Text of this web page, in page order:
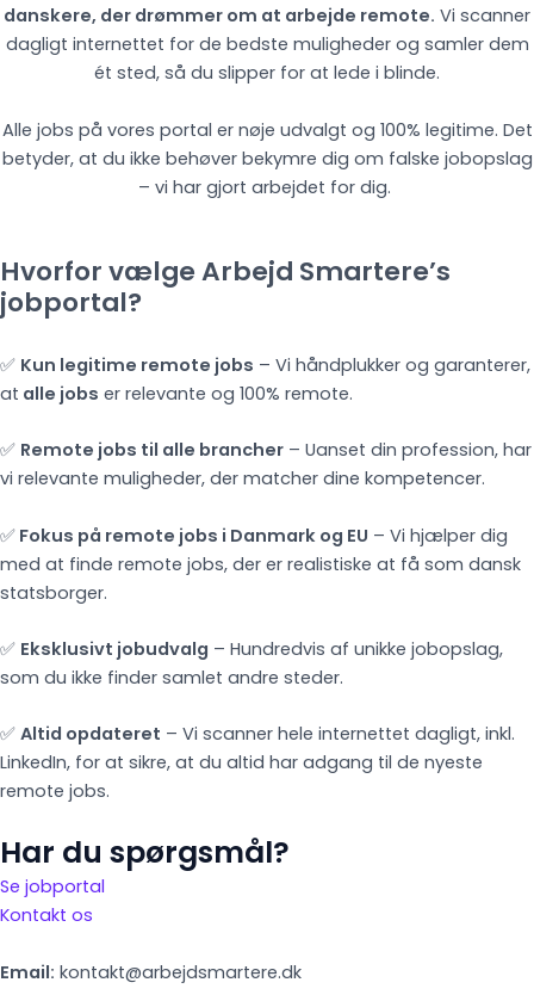
danskere, der drømmer om at arbejde remote. Vi scanner
dagligt internettet for de bedste muligheder og samler dem
ét sted, så du slipper for at lede i blinde.
Alle jobs på vores portal er nøje udvalgt og 100% legitime. Det
betyder, at du ikke behøver bekymre dig om falske jobopslag
– vi har gjort arbejdet for dig.
Hvorfor vælge Arbejd Smartere’s
jobportal?
✅ Kun legitime remote jobs – Vi håndplukker og garanterer,
at alle jobs er relevante og 100% remote.
✅ Remote jobs til alle brancher – Uanset din profession, har
vi relevante muligheder, der matcher dine kompetencer.
✅ Fokus på remote jobs i Danmark og EU – Vi hjælper dig
med at finde remote jobs, der er realistiske at få som dansk
statsborger.
✅ Eksklusivt jobudvalg – Hundredvis af unikke jobopslag,
som du ikke finder samlet andre steder.
✅ Altid opdateret – Vi scanner hele internettet dagligt, inkl.
LinkedIn, for at sikre, at du altid har adgang til de nyeste
remote jobs.
Har du spørgsmål?
Se jobportal
Kontakt os
Email: kontakt@arbejdsmartere.dk